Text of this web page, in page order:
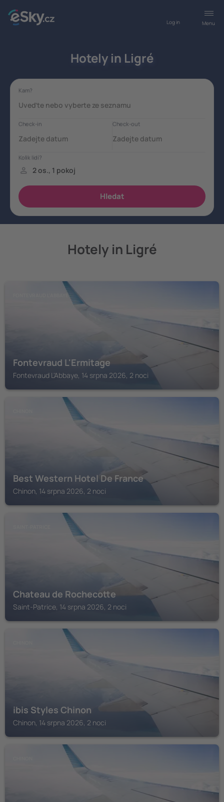
Menu
Log in
Hotely in Ligré
Hotely in Ligré
FONTEVRAUD L'ABBAYE
Fontevraud L'Ermitage
Fontevraud L'Abbaye, 14 srpna 2026, 2 noci
Best Western Hotel De France
Chinon, 14 srpna 2026, 2 noci
Chateau de Rochecotte
Saint-Patrice, 14 srpna 2026, 2 noci
ibis Styles Chinon
Chinon, 14 srpna 2026, 2 noci